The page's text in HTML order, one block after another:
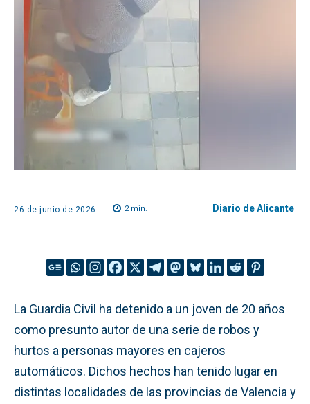
26 de junio de 2026 2min. Diario de Alicante
La Guardia Civil ha detenido a un joven de 20 años
como presunto autor de una serie de robos y
hurtos a personas mayores en cajeros
automáticos. Dichos hechos han tenido lugar en
distintas localidades de las provincias de Valencia y